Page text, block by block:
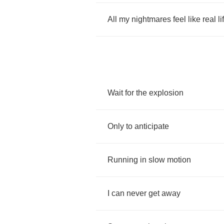
All my nightmares feel like real
Wait for the explosion
Only to anticipate
Running in slow motion
can never get away